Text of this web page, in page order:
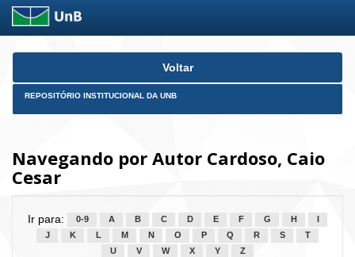
Skip
Voltar
REPOSITÓRIO INSTITUCIONAL DA UNB
Navegando por Autor Cardoso, Caio
Cesar
Ir para: 0-9 A B C D E F G H
J
K L M N O P Q R S
T
U
V W X Y Z